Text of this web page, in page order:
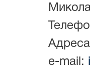
e-mail: